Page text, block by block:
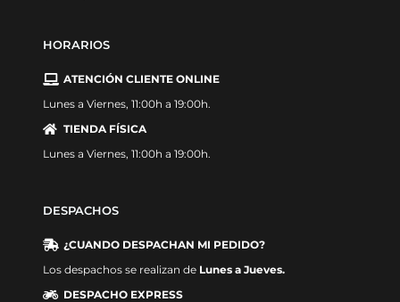
HORARIOS
ATENCIÓN CLIENTE ONLINE
Lunes a Viernes, 11:00h a 19:00h.
TIENDA FÍSICA
Lunes a Viernes, 11:00h a 19:00h.
DESPACHOS
¿CUANDO DESPACHAN MI PEDIDO?
Los despachos se realizan de Lunes a Jueves.
DESPACHO EXPRESS